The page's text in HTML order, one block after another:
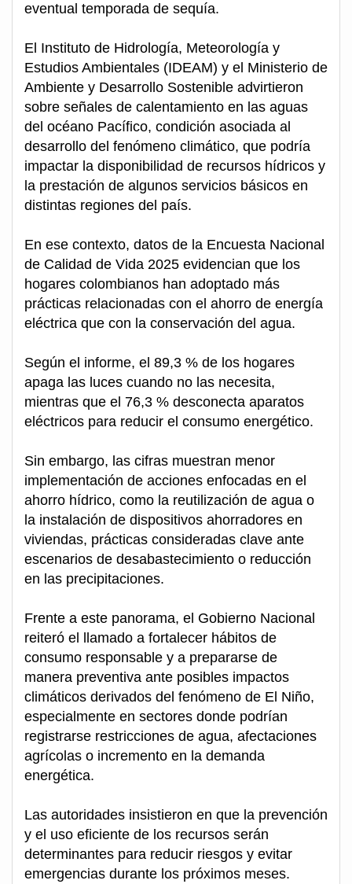
eventual temporada de sequía.
El Instituto de Hidrología, Meteorología y
Estudios Ambientales (IDEAM) y el Ministerio de
Ambiente y Desarrollo Sostenible advirtieron
sobre señales de calentamiento en las aguas
del océano Pacífico, condición asociada al
desarrollo del fenómeno climático, que podría
impactar la disponibilidad de recursos hídricos y
la prestación de algunos servicios básicos en
distintas regiones del país.
En ese contexto, datos de la Encuesta Nacional
de Calidad de Vida 2025 evidencian que los
hogares colombianos han adoptado más
prácticas relacionadas con el ahorro de energía
eléctrica que con la conservación del agua.
Según el informe, el 89,3 % de los hogares
apaga las luces cuando no las necesita,
mientras que el 76,3 % desconecta aparatos
eléctricos para reducir el consumo energético.
Sin embargo, las cifras muestran menor
implementación de acciones enfocadas en el
ahorro hídrico, como la reutilización de agua o
la instalación de dispositivos ahorradores en
viviendas, prácticas consideradas clave ante
escenarios de desabastecimiento o reducción
en las precipitaciones.
Frente a este panorama, el Gobierno Nacional
reiteró el llamado a fortalecer hábitos de
consumo responsable y a prepararse de
manera preventiva ante posibles impactos
climáticos derivados del fenómeno de El Niño,
especialmente en sectores donde podrían
registrarse restricciones de agua, afectaciones
agrícolas o incremento en la demanda
energética.
Las autoridades insistieron en que la prevención
y el uso eficiente de los recursos serán
determinantes para reducir riesgos y evitar
emergencias durante los próximos meses.